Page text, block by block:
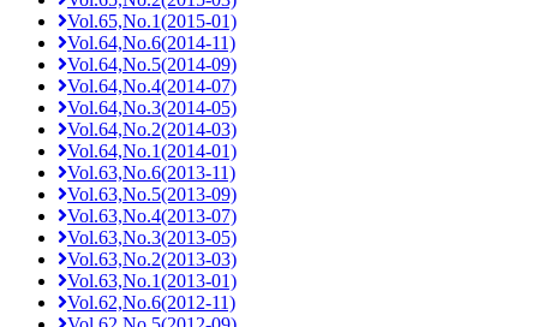
Vol.65,No.1(2015-01)
Vol.64,No.6(2014-11)
Vol.64,No.5(2014-09)
Vol.64,No.4(2014-07)
Vol.64,No.3(2014-05)
Vol.64,No.2(2014-03)
Vol.64,No.1(2014-01)
Vol.63,No.6(2013-11)
Vol.63,No.5(2013-09)
Vol.63,No.4(2013-07)
Vol.63,No.3(2013-05)
Vol.63,No.2(2013-03)
Vol.63,No.1(2013-01)
Vol.62,No.6(2012-11)